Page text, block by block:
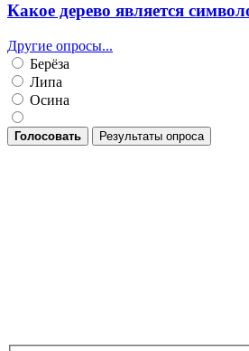
Какое дерево является
Другие опросы...
Берёза
Липа
Осина
Голосовать Результаты опроса